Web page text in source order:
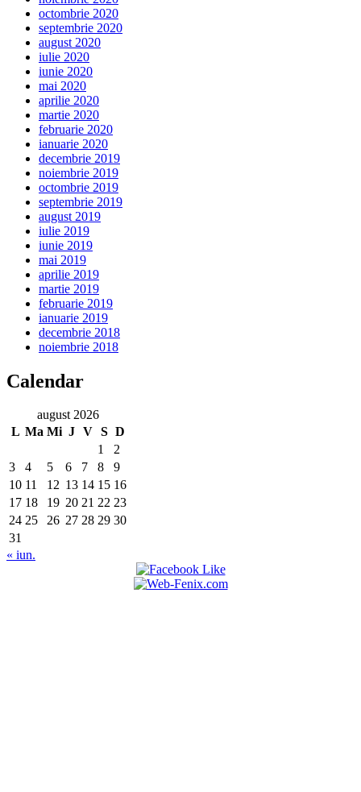
octombrie 2020
septembrie 2020
august 2020
iulie 2020
iunie 2020
mai 2020
aprilie 2020
martie 2020
februarie 2020
ianuarie 2020
decembrie 2019
noiembrie 2019
octombrie 2019
septembrie 2019
august 2019
iulie 2019
iunie 2019
mai 2019
aprilie 2019
martie 2019
februarie 2019
ianuarie 2019
decembrie 2018
noiembrie 2018
Calendar
august 2026
L Ma Mi J V S D
1
2
3
4 5 6 7 8
9
10 11 12 13 14 15 16
17 18 19 20 21 22 23
24 25 26 27 28 29 30
31
« iun.